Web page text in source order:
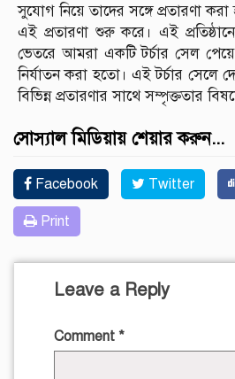
সুযোগ নিয়ে তাদের সঙ্গে প্রতারণা
এই প্রতারণা শুরু করে। এই
ভেতরে আমরা একটি টর্চার সেল
নির্যাতন করা হতো। এই টর্চার সেলে
বিভিন্ন প্রতারণার সাথে সম্পৃক্ততার
সোস্যাল মিডিয়ায় শেয়ার করুন...
Facebook Twitter
Print
Leave a Reply
Comment *